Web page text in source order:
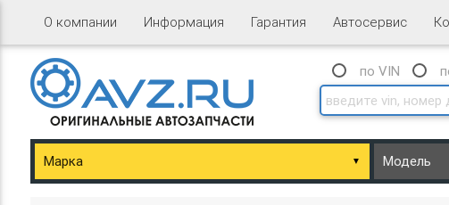
О компании Информация Гарантия Автосервис
по VIN
▼